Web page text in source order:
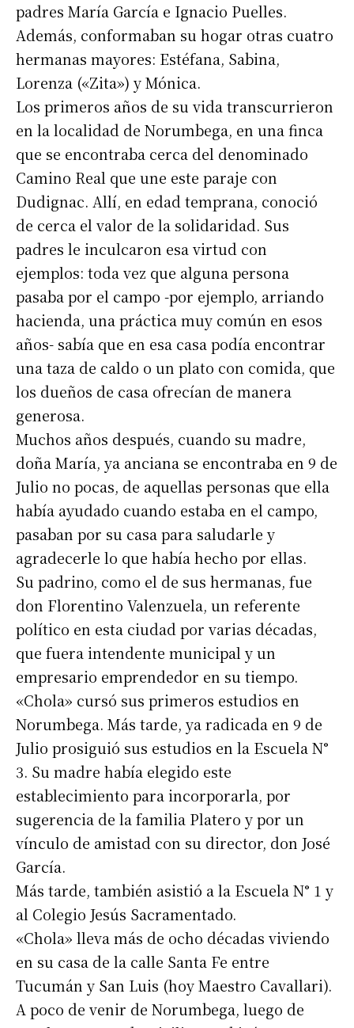
padres María García e Ignacio Puelles.
Además, conformaban su hogar otras cuatro
hermanas mayores: Estéfana, Sabina,
Lorenza («Zita») y Mónica.
Los primeros años de su vida transcurrieron
en la localidad de Norumbega, en una finca
que se encontraba cerca del denominado
Camino Real que une este paraje con
Dudignac. Allí, en edad temprana, conoció
de cerca el valor de la solidaridad. Sus
padres le inculcaron esa virtud con
ejemplos: toda vez que alguna persona
pasaba por el campo -por ejemplo, arriando
hacienda, una práctica muy común en esos
años- sabía que en esa casa podía encontrar
una taza de caldo o un plato con comida, que
los dueños de casa ofrecían de manera
generosa.
Muchos años después, cuando su madre,
doña María, ya anciana se encontraba en 9 de
Julio no pocas, de aquellas personas que ella
había ayudado cuando estaba en el campo,
pasaban por su casa para saludarle y
agradecerle lo que había hecho por ellas.
Su padrino, como el de sus hermanas, fue
don Florentino Valenzuela, un referente
político en esta ciudad por varias décadas,
que fuera intendente municipal y un
empresario emprendedor en su tiempo.
«Chola» cursó sus primeros estudios en
Norumbega. Más tarde, ya radicada en 9 de
Julio prosiguió sus estudios en la Escuela N°
3. Su madre había elegido este
establecimiento para incorporarla, por
sugerencia de la familia Platero y por un
vínculo de amistad con su director, don José
García.
Más tarde, también asistió a la Escuela N° 1 y
al Colegio Jesús Sacramentado.
«Chola» lleva más de ocho décadas viviendo
en su casa de la calle Santa Fe entre
Tucumán y San Luis (hoy Maestro Cavallari).
A poco de venir de Norumbega, luego de